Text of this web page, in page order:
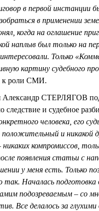
в первой инстанции
в применении
когда на оглашение
наплыв был только на
интересовали. Только
картину судебного
к роли СМИ.
Александр СТЕРЛЯГОВ
и судебное
человека, его
и никакой
компромиссов,
появления статьи с
у меня есть. Только
Началась подготовка
подозреваемым – со
Все делалось за